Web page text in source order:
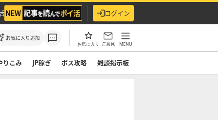
ログイン
お気に入り追加
お気に入り ご意見 MENU
りこみ JP稼ぎ ボス攻略 雑談掲示板